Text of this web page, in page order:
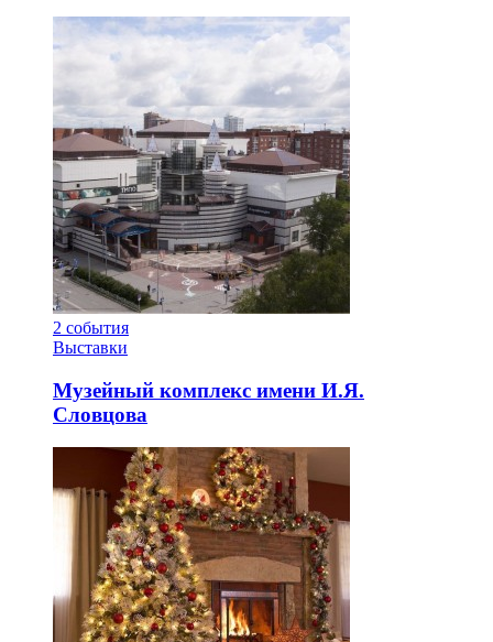
2 события
Выставки
Музейный комплекс имени И.Я.
Словцова